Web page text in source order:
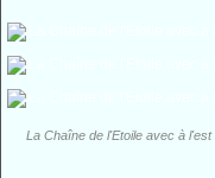
La Chaîne de l'Etoile avec à